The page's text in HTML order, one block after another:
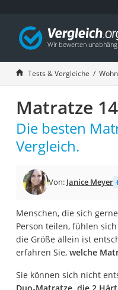
Tests & Vergleiche
Matratze
Die besten
Vergleich.
Von: Janice Meyer
Menschen, die sich
Person teilen, fühlen
die Größe allein ist
erfahren Sie, welche
Sie können sich nicht